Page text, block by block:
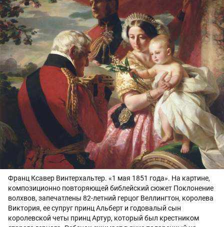
Франц Ксавер Винтерхальтер. «1 мая 1851 года». На картине,
композиционно повторяющей библейский сюжет Поклонение
волхвов, запечатлены 82-летний герцог Веллингтон, королева
Виктория, ее супруг принц Альберт и годовалый сын
королевской четы принц Артур, который был крестником